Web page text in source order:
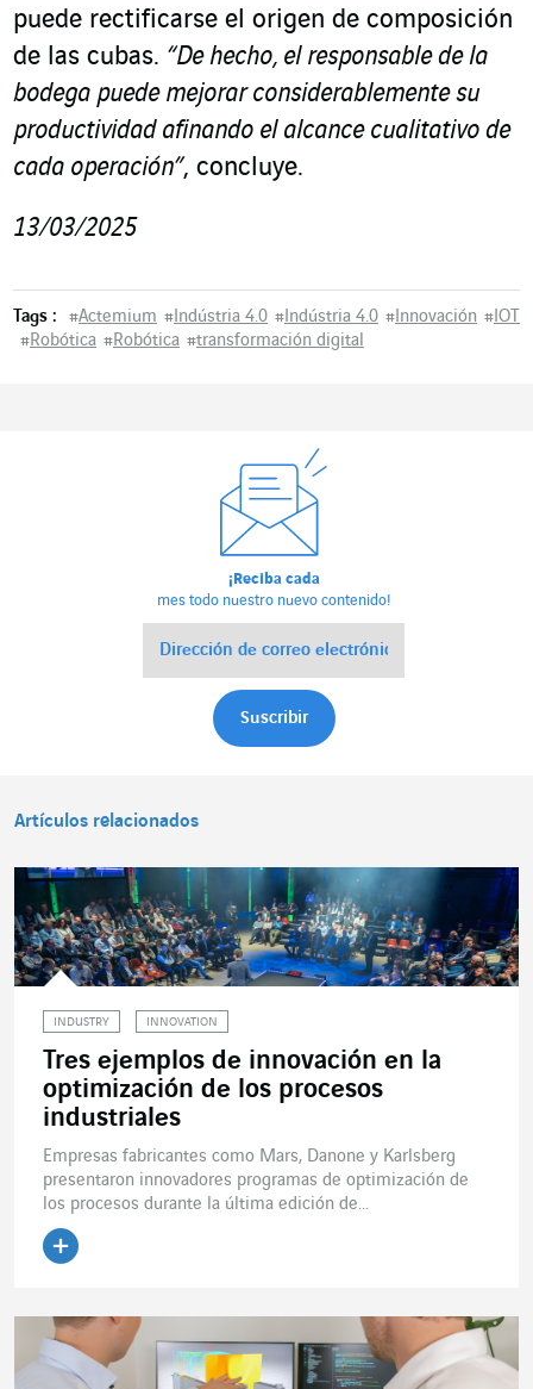
puede rectificarse el origen de composición
de las cubas. “De hecho, el responsable de la
bodega puede mejorar considerablemente su
productividad afinando el alcance cualitativo de
cada operación”, concluye.
13/03/2025
Tags : #Actemium #Indústria 4.0 #Indústria 4.0 #Innovación #IOT
#Robótica #Robótica #transformación digital
¡Reciba cada
mes todo nuestro nuevo contenido!
Artículos relacionados
INDUSTRY INNOVATION
Tres ejemplos de innovación en la
optimización de los procesos
industriales
Empresas fabricantes como Mars, Danone y Karlsberg
presentaron innovadores programas de optimización de
los procesos durante la última edición de...